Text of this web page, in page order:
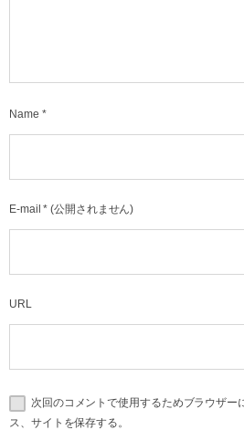
Name *
E-mail * (公開されません)
URL
次回のコメントで使用するためブラウザー
ス、サイトを保存する。